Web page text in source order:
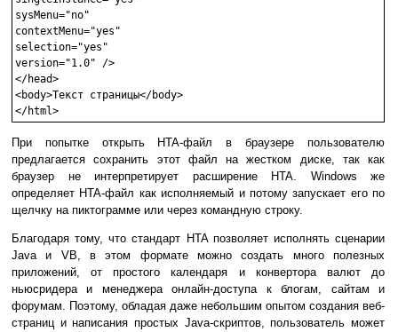
sysMenu="no"
contextMenu="yes"
selection="yes"
version="1.0" />
</head>
<body>Текст страницы</body>
</html>
При попытке открыть HTA-файл в браузере пользователю
предлагается сохранить этот файл на жестком диске, так как
браузер не интерпретирует расширение HTA. Windows же
определяет HTA-файл как исполняемый и потому запускает его по
щелчку на пиктограмме или через командную строку.
Благодаря тому, что стандарт HTA позволяет исполнять сценарии
Java и VB, в этом формате можно создать много полезных
приложений, от простого календаря и конвертора валют до
ньюсридера и менеджера онлайн-доступа к блогам, сайтам и
форумам. Поэтому, обладая даже небольшим опытом создания веб-
страниц и написания простых Java-скриптов, пользователь может